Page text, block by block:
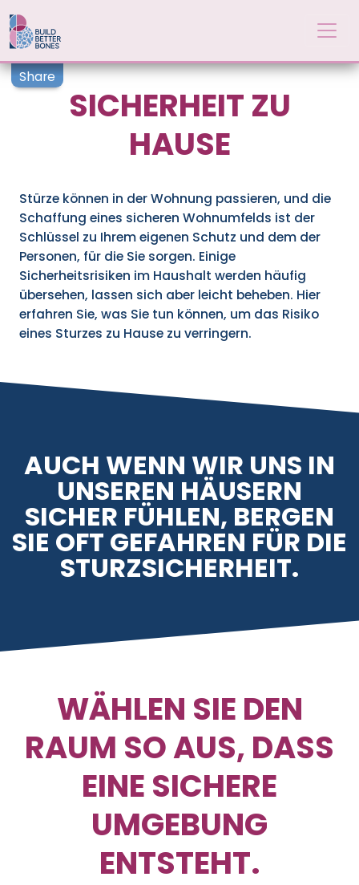
Share
SICHERHEIT ZU
HAUSE
Stürze können in der Wohnung passieren, und die
Schaffung eines sicheren Wohnumfelds ist der
Schlüssel zu Ihrem eigenen Schutz und dem der
Personen, für die Sie sorgen. Einige
Sicherheitsrisiken im Haushalt werden häufig
übersehen, lassen sich aber leicht beheben. Hier
erfahren Sie, was Sie tun können, um das Risiko
eines Sturzes zu Hause zu verringern.
AUCH WENN WIR UNS IN
UNSEREN HÄUSERN
SICHER FÜHLEN, BERGEN
SIE OFT GEFAHREN FÜR DIE
STURZSICHERHEIT.
WÄHLEN SIE DEN
RAUM SO AUS, DASS
EINE SICHERE
UMGEBUNG
ENTSTEHT.